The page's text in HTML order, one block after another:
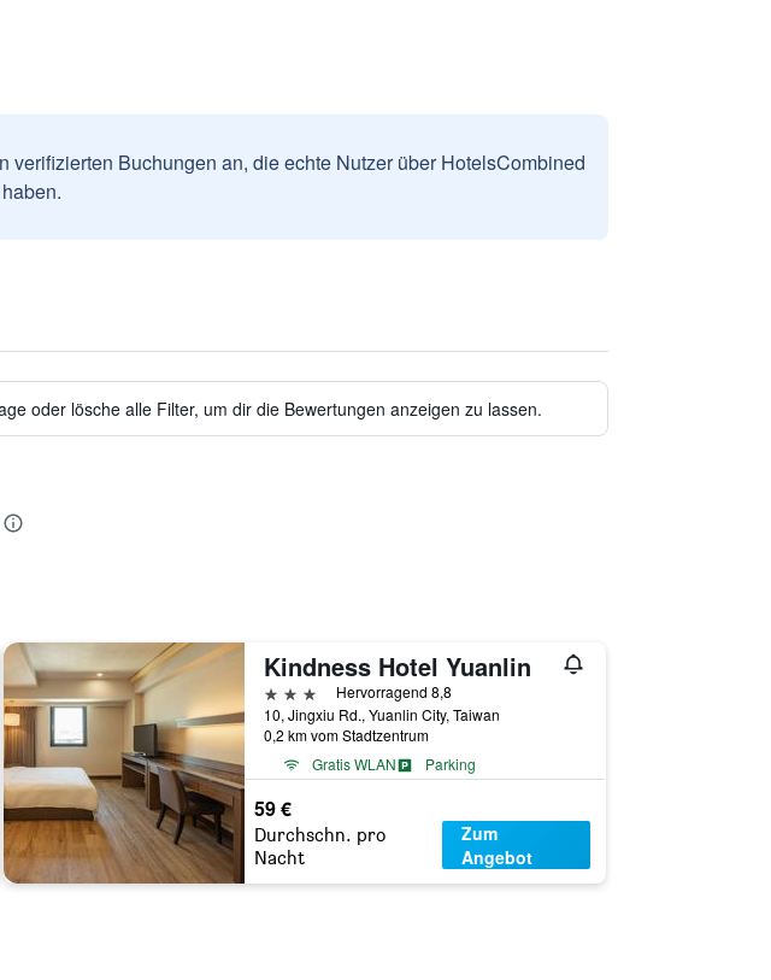
verifizierten Buchungen an, die echte Nutzer über HotelsCombined
oder lösche alle Filter, um dir die Bewertungen anzeigen zu lassen.
Kindness Hotel Yuanlin
3 Sterne
Hervorragend 8,8
10, Jingxiu Rd., Yuanlin City, Taiwan
0,2 km vom Stadtzentrum
Gratis WLAN
Parking
59 €
Durchschn. pro
Nacht
Zum
Angebot